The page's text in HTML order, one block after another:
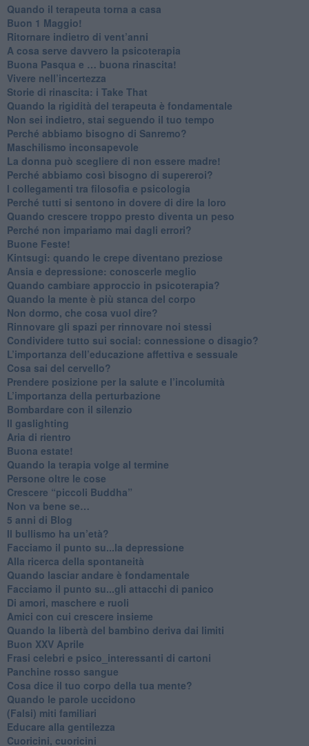
​Quando il terapeuta torna a casa
​Buon 1 Maggio!
Ritornare indietro di vent’anni
​A cosa serve davvero la psicoterapia
​Buona Pasqua e … buona rinascita!
​Vivere nell’incertezza
​Storie di rinascita: i Take That
​Quando la rigidità del terapeuta è fondamentale
​Non sei indietro, stai seguendo il tuo tempo
​Perché abbiamo bisogno di Sanremo?
​Maschilismo inconsapevole
​La donna può scegliere di non essere madre!
​Perché abbiamo così bisogno di supereroi?
​I collegamenti tra filosofia e psicologia
​Perché tutti si sentono in dovere di dire la loro
​Quando crescere troppo presto diventa un peso
​Perché non impariamo mai dagli errori?
​Buone Feste!
​Kintsugi: quando le crepe diventano preziose
Ansia e depressione: conoscerle meglio
Quando cambiare approccio in psicoterapia?
​Quando la mente è più stanca del corpo
Non dormo, che cosa vuol dire?
​Rinnovare gli spazi per rinnovare noi stessi
​Condividere tutto sui social: connessione o disagio?
​L’importanza dell’educazione affettiva e sessuale
​Cosa sai del cervello?
Prendere posizione per la salute e l’incolumità
L’importanza della perturbazione
​Bombardare con il silenzio
Il gaslighting
Aria di rientro
Buona estate!
​Quando la terapia volge al termine
​Persone oltre le cose
​Crescere “piccoli Buddha”
Non va bene se…
​5 anni di Blog
​Il bullismo ha un’età?
Facciamo il punto su...la depressione
​Alla ricerca della spontaneità
​Quando lasciar andare è fondamentale
Facciamo il punto su...gli attacchi di panico
Di amori, maschere e ruoli
​Amici con cui crescere insieme
​Quando la libertà del bambino deriva dai limiti
Buon XXV Aprile
​Frasi celebri e psico_interessanti di cartoni
​Panchine rosso sangue
​Cosa dice il tuo corpo della tua mente?
​Quando le parole uccidono
​(Falsi) miti familiari
​Educare alla gentilezza
​Cuoricini, cuoricini